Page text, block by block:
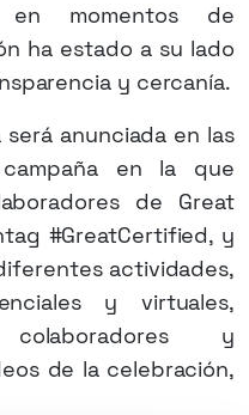
momentos de
ha estado a su lado
y cercanía.
anunciada en las
en la que
de Great
#GreatCertified, y
actividades,
y virtuales,
y
de la celebración,